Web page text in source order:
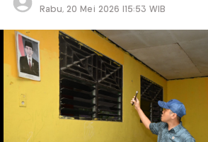
Rabu, 20 Mei 2026 |15:53 WIB